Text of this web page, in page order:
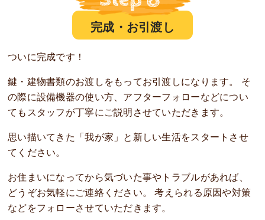
完成・お引渡し
ついに完成です！
鍵・建物書類のお渡しをもってお引渡しになります。 そ
の際に設備機器の使い方、アフターフォローなどについ
てもスタッフが丁寧にご説明させていただきます。
思い描いてきた「我が家」と新しい生活をスタートさせ
てください。
お住まいになってから気づいた事やトラブルがあれば、
どうぞお気軽にご連絡ください。 考えられる原因や対策
などをフォローさせていただきます。